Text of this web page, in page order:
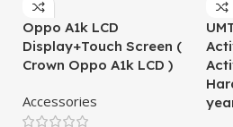
Oppo A1k LCD
Display+Touch Screen (
Crown Oppo A1k LCD )
Accessories